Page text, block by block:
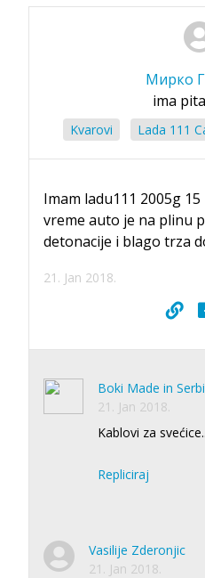
Мирко
ima
Kvarovi Lada 111
Imam ladu111 2005g
vreme auto je na plinu
detonacije i blago trza
21. Jan 2018.
Boki Made in
21. Jan 2018.
Kablovi za
Repliciraj
Vasilije Zderonjic
21. Jan 2018.